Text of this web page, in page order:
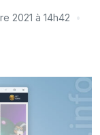
2021 à 14h42